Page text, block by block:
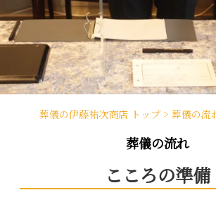
葬儀の伊藤祐次商店 トップ > 葬儀の流
葬儀の流れ
こころの準備